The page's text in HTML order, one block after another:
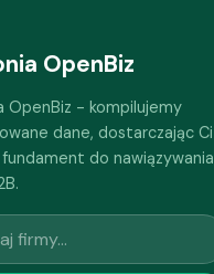
OpenBiz
OpenBiz - kompilujemy
dane, dostarczając Ci
do nawiązywania